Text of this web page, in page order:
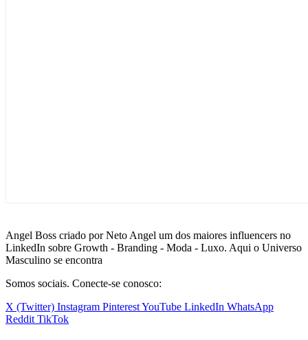
Angel Boss criado por Neto Angel um dos maiores influencers no
LinkedIn sobre Growth - Branding - Moda - Luxo. Aqui o Universo
Masculino se encontra
Somos sociais. Conecte-se conosco:
X (Twitter) Instagram PinterestYouTube LinkedIn WhatsApp
Reddit TikTok